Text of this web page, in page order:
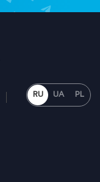
RU UA PL